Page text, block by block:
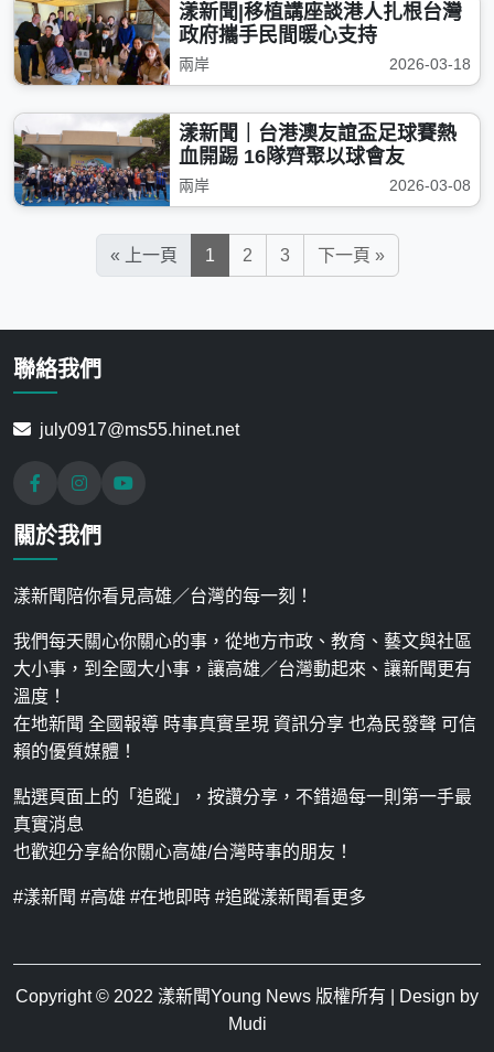
漾新聞|移植講座談港人扎根台灣
政府攜手民間暖心支持
兩岸 2026-03-18
漾新聞｜台港澳友誼盃足球賽熱
血開踢 16隊齊聚以球會友
兩岸 2026-03-08
« 上一頁 1 2 3 下一頁 »
聯絡我們
july0917@ms55.hinet.net
關於我們
漾新聞陪你看見高雄／台灣的每一刻！
我們每天關心你關心的事，從地方市政、教育、藝文與社區
大小事，到全國大小事，讓高雄／台灣動起來、讓新聞更有
溫度！
在地新聞 全國報導 時事真實呈現 資訊分享 也為民發聲 可信
賴的優質媒體！
點選頁面上的「追蹤」，按讚分享，不錯過每一則第一手最
真實消息
也歡迎分享給你關心高雄/台灣時事的朋友！
#漾新聞 #高雄 #在地即時 #追蹤漾新聞看更多
Copyright © 2022 漾新聞Young News 版權所有 | Design by
Mudi